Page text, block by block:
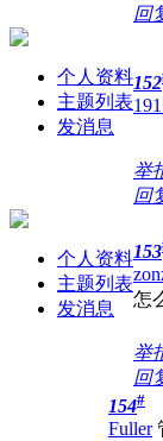
回
个人资料
主题列表
发消息
152
举
回
个人资料
主题列表
发消息
153
怎
举
回
154#
Fuller